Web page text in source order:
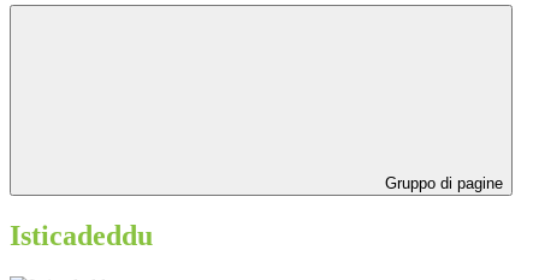
Gruppo di pagine
Isticadeddu